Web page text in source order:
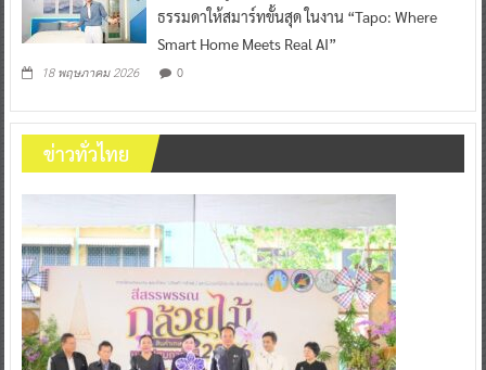
ธรรมดาให้สมาร์ทขั้นสุด ในงาน “Tapo: Where
Smart Home Meets Real AI”
18 พฤษภาคม 2026 0
ข่าวทั่วไทย